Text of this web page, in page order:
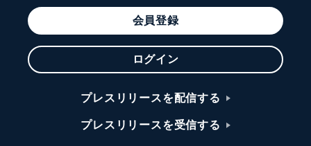
会員登録
ログイン
プレスリリースを配信する
プレスリリースを受信する